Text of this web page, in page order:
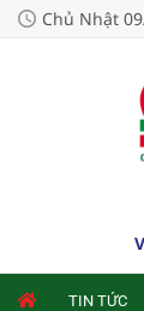
Chủ Nhật
TIN TỨC